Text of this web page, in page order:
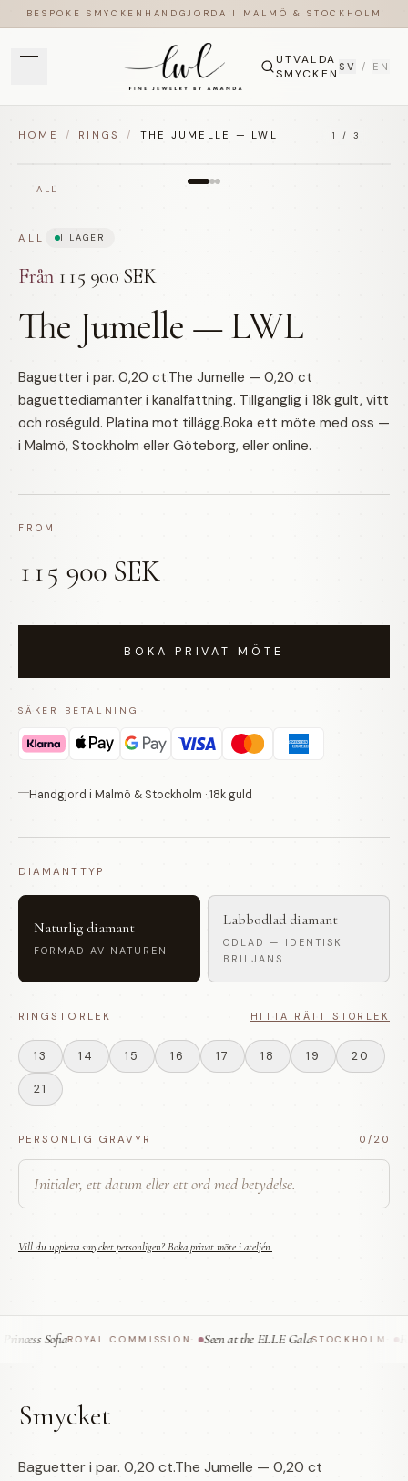
BESPOKE SMYCKEN HANDGJORDA I MALMÖ & STOCKHOLM
UTVALDA
SMYCKEN SV / EN
HOME / RINGS / THE JUMELLE — LWL
ALL
1 / 3
ALL I LAGER
Från 115 900 SEK
The Jumelle — LWL
Baguetter i par. 0,20 ct.The Jumelle — 0,20 ct
baguettediamanter i kanalfattning. Tillgänglig i 18k gult, vitt
och roséguld. Platina mot tillägg.Boka ett möte med oss —
i Malmö, Stockholm eller Göteborg, eller online.
FROM
115 900 SEK
BOKA PRIVAT MÖTE
SÄKER BETALNING
Handgjord i Malmö & Stockholm · 18k guld
DIAMANTTYP
Naturlig diamant
FORMAD AV NATUREN
Labbodlad diamant
ODLAD — IDENTISK
BRILJANS
RINGSTORLEK HITTA RÄTT STORLEK
13 14 15 16 17 18 19 20
21
PERSONLIG GRAVYR 0 /20
Vill du uppleva smycket personligen? Boka privat möte i ateljén.
SofiaROYAL COMMISSION· Seen at the ELLE GalaSTOCKHOLM ·
Smycket
Baguetter i par. 0,20 ct.The Jumelle — 0,20 ct